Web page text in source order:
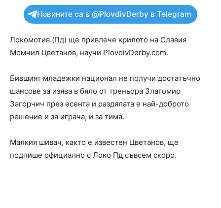
Новините са в @PlovdivDerby в Telegram
Локомотив (Пд) ще привлече крилото на Славия
Момчил Цветанов, научи PlovdivDerby.com.
Бившият младежки национал не получи достатъчно
шансове за изява в бяло от треньора Златомир
Загорчич през есента и раздялата е най-доброто
решение и за играча, и за тима.
Малкия шивач, както е известен Цветанов, ще
подпише официално с Локо Пд съвсем скоро.